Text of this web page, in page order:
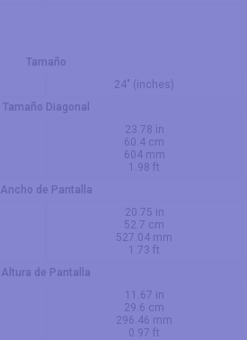
Tamaño
24" (inches)
Tamaño Diagonal
23.78 in
60.4 cm
604 mm
1.98 ft
Ancho de Pantalla
20.75 in
52.7 cm
527.04 mm
1.73 ft
Altura de Pantalla
11.67 in
29.6 cm
296.46 mm
0.97 ft